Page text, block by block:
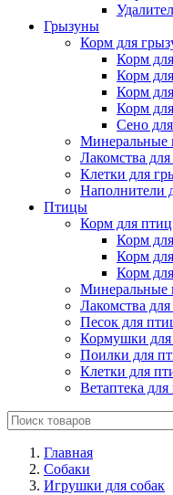
Грызуны
Корм для
Корм
Корм
Корм
Корм
Сено
Минеральные
Лакомства
Клетки для
Наполнители
Птицы
Корм для птиц
Корм
Корм
Корм
Минеральные
Лакомства
Песок для
Кормушки для
Поилки для
Клетки для
Ветаптека для
Главная
Cобаки
Игрушки для собак